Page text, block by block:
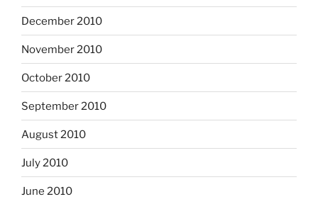
December 2010
November 2010
October 2010
September 2010
August 2010
July 2010
June 2010